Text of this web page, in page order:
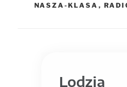
NASZA-KLASA ,
Lodzia